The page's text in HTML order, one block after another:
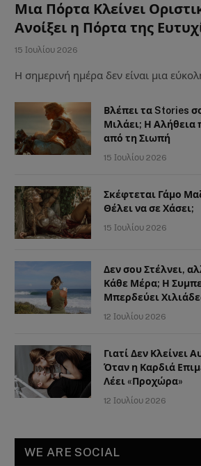
Μια Πόρτα Κλείνει
Ανοίξει η Πόρτα της
15 Ιουλίου 2026
Η σημερινή ημέρα δεν είναι μια
Βλέπει τα Stories
Μιλάει; Η Αλήθεια
από τη Σιωπή
15 Ιουλίου 2026
Σκέφτεται Γάμο
Θέλει να σε Χάσει;
15 Ιουλίου 2026
Δεν σου Στέλνει,
Κάθε Μέρα; Η
Μπερδεύει
12 Ιουλίου 2026
Γιατί Δεν Κλείνει
Όταν η Καρδιά
Λέει «Προχώρα»
12 Ιουλίου 2026
WE ARE SOCIAL